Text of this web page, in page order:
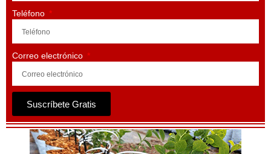
Teléfono
Correo electrónico
Suscríbete Gratis